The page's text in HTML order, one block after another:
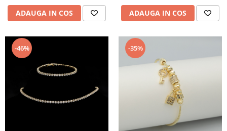
ADAUGA IN COS ADAUGA IN COS
-46% -35%